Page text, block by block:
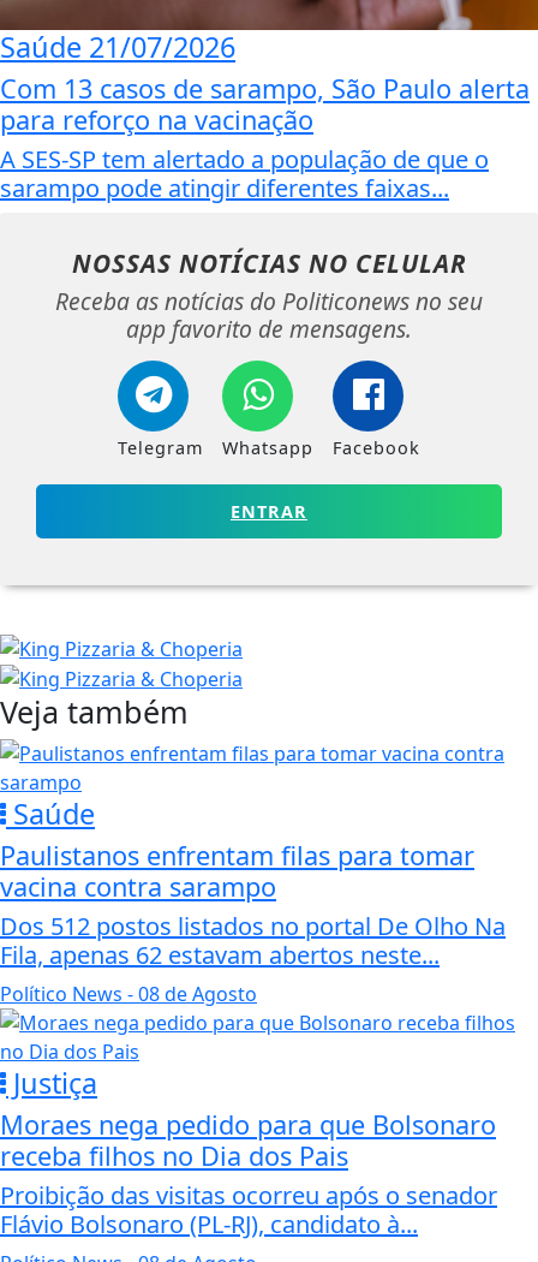
Saúde 21/07/2026
Com 13 casos de sarampo, São Paulo alerta
para reforço na vacinação
A SES-SP tem alertado a população de que o
sarampo pode atingir diferentes faixas...
NOSSAS NOTÍCIAS NO CELULAR
Receba as notícias do Politiconews no seu
app favorito de mensagens.
Telegram Whatsapp Facebook
ENTRAR
Veja também
Saúde
Paulistanos enfrentam filas para tomar
vacina contra sarampo
Dos 512 postos listados no portal De Olho Na
Fila, apenas 62 estavam abertos neste...
Político News - 08 de Agosto
Justiça
Moraes nega pedido para que Bolsonaro
receba filhos no Dia dos Pais
Proibição das visitas ocorreu após o senador
Flávio Bolsonaro (PL-RJ), candidato à...